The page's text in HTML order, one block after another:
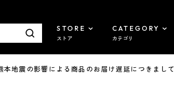
STORE
ストア
CATEGORY
カテゴリ
地震の影響による商品のお届け遅延につきまして